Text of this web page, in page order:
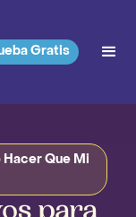
Gratis
Hacer Que Mi